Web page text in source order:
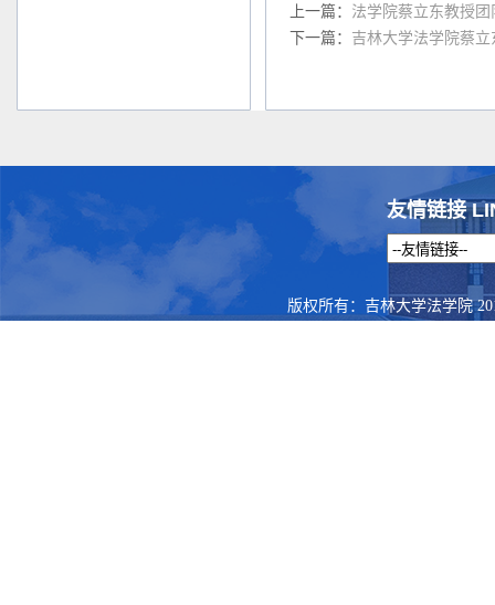
上一篇： 法学院蔡立东教授
下一篇： 吉林大学法学院蔡
友情链接
版权所有：吉林大学法学院